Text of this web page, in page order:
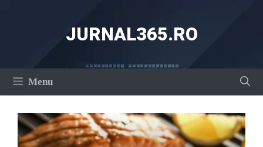
JURNAL365.RO
Menu